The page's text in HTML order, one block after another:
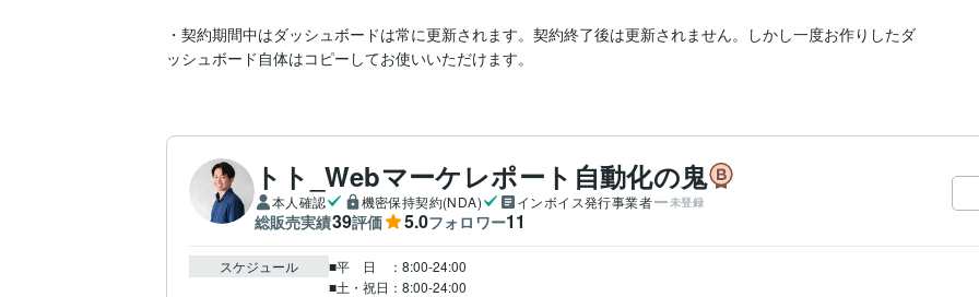
・契約期間中はダッシュボードは常に更新されます。契約終了後は更新されません。しかし一度お作りしたダ
ッシュボード自体はコピーしてお使いいただけます。
トト_Webマーケレポート自動化の鬼
本人確認 機密保持契約(NDA) インボイス発行事業者 未登録
総販売実績39評価 5.0フォロワー11
スケジュール
■平　日　：8:00-24:00
■土・祝日：8:00-24:00